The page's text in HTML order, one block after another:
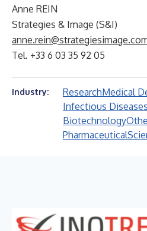
Anne REIN
Strategies & Image (S&I)
Tel. +33 6 03 35 92 05
Industry: ResearchMedical
Infectious Diseases
Biotechnology
Pharmaceutical